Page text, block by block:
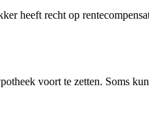
heeft recht op
voort te zetten. Soms